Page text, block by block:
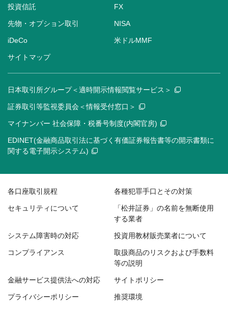
投資信託 FX
先物・オプション取引 NISA
iDeCo 米ドルMMF
サイトマップ
日本取引所グループ＜適時開示情報閲覧サービス＞
証券取引等監視委員会＜情報受付窓口＞
マイナンバー 社会保障・税番号制度(内閣官房)
EDINET(金融商品取引法に基づく有価証券報告書等の開示書類に
関する電子開示システム)
各口座取引規程 各種犯罪手口とその対策
セキュリティについて
「松井証券」の名前を無断使用
する業者
システム障害時の対応 投資用教材販売業者について
コンプライアンス
取扱商品のリスクおよび手数料
等の説明
金融サービス提供法への対応 サイトポリシー
プライバシーポリシー 推奨環境